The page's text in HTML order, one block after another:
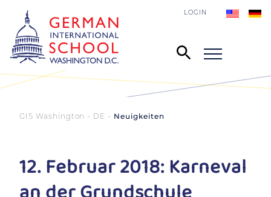
LOGIN
GIS Washington - DE Neuigkeiten
12. Februar 2018: Karneval